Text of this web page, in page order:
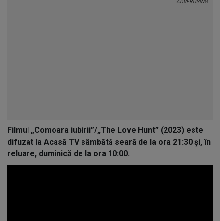
Filmul „Comoara iubirii”/„The Love Hunt” (2023) este
difuzat la Acasă TV sâmbătă seară de la ora 21:30 și, în
reluare, duminică de la ora 10:00.